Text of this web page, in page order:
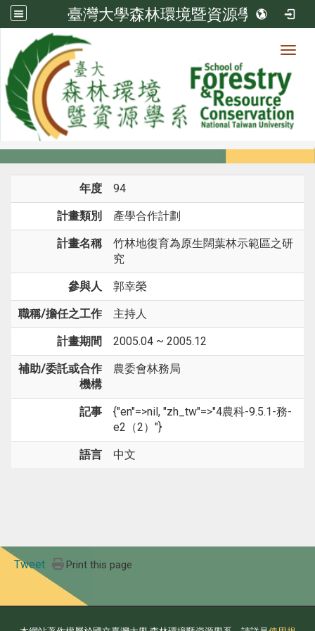
臺灣大學森林環境暨資源學系
系所成員
系所成員
年度 94
計畫類別 產學合作計劃
計畫名稱
竹林地復育為原生闊葉林示範區之研
究
參與人 郭幸榮
職稱/擔任之工作 主持人
計畫期間 2005.04 ~ 2005.12
補助/委託或合作
機構
農委會林務局
記事
{"en"=>nil, "zh_tw"=>"4農科-9.5.1-務-
e2（2）"}
語言 中文
Tweet Print this page